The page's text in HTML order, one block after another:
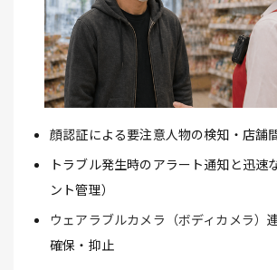
顔認証による要注意人物の検知・店舗
トラブル発生時のアラート通知と迅速
ント管理）
ウェアラブルカメラ（ボディカメラ）
確保・抑止